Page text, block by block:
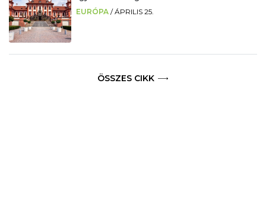
EURÓPA /ÁPRILIS 25.
ÖSSZES CIKK